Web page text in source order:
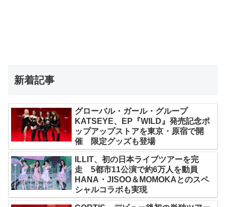
新着記事
グローバル・ガール・グループ
KATSEYE、EP『WILD』発売記念ポ
ップアップストアを東京・原宿で開
催 限定グッズも登場
ILLIT、初の日本ライブツアーを完
走 5都市11公演で約6万人を動員
HANA・JISOO＆MOMOKAとのスペ
シャルコラボも実現